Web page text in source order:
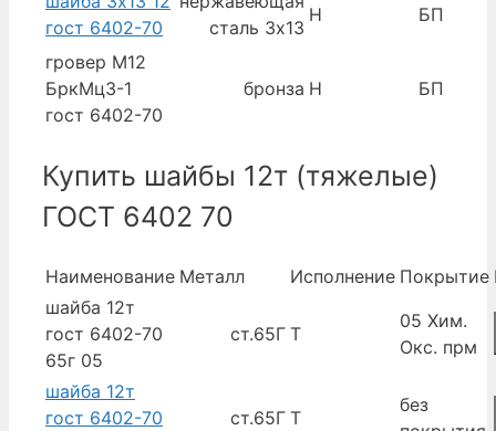
гост 6402-70
сталь 3х13
Н БП
гровер М12
БркМц3-1
гост 6402-70
бронза Н БП
Купить шайбы 12т (тяжелые)
ГОСТ 6402 70
Наименование Металл Исполнение Покрытие
шайба 12т
гост 6402-70
65г 05
ст.65Г Т
05 Хим.
Окс. прм
шайба 12т
гост 6402-70
ст.65Г Т
без